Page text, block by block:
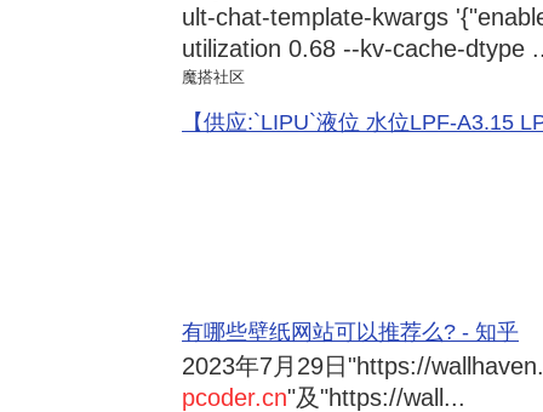
ult-chat-template-kwargs
utilization 0.68 --kv-cache-dtype
魔搭社区
【供应:`LIPU`液位 水位LPF-A3.15
有哪些壁纸网站可以推荐么? - 知乎
2023年7月29日 "https://
pcoder.cn"及"https://wall...